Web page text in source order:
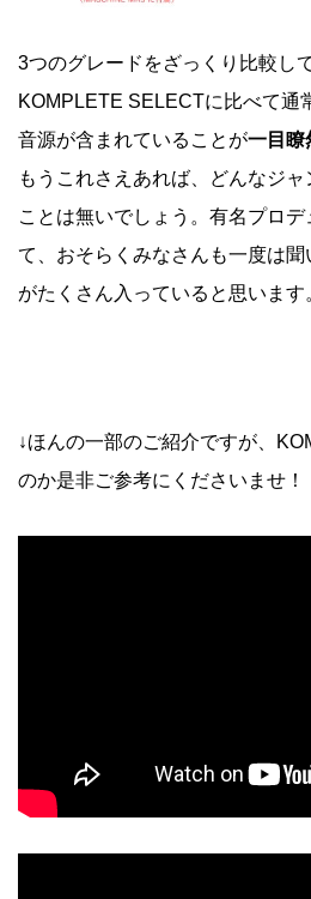
3つのグレードをざっくり比較し
KOMPLETE SELECTに比べて通
音源が含まれていることが一目瞭
もうこれさえあれば、どんなジ
ことは無いでしょう。有名プロ
て、おそらくみなさんも一度は
がたくさん入っていると思います
↓ほんの一部のご紹介ですが、
のか是非ご参考にくださいませ！